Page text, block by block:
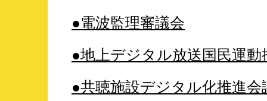
●電波監理審議会
●地上デジタル放送国民運動
●共聴施設デジタル化推進